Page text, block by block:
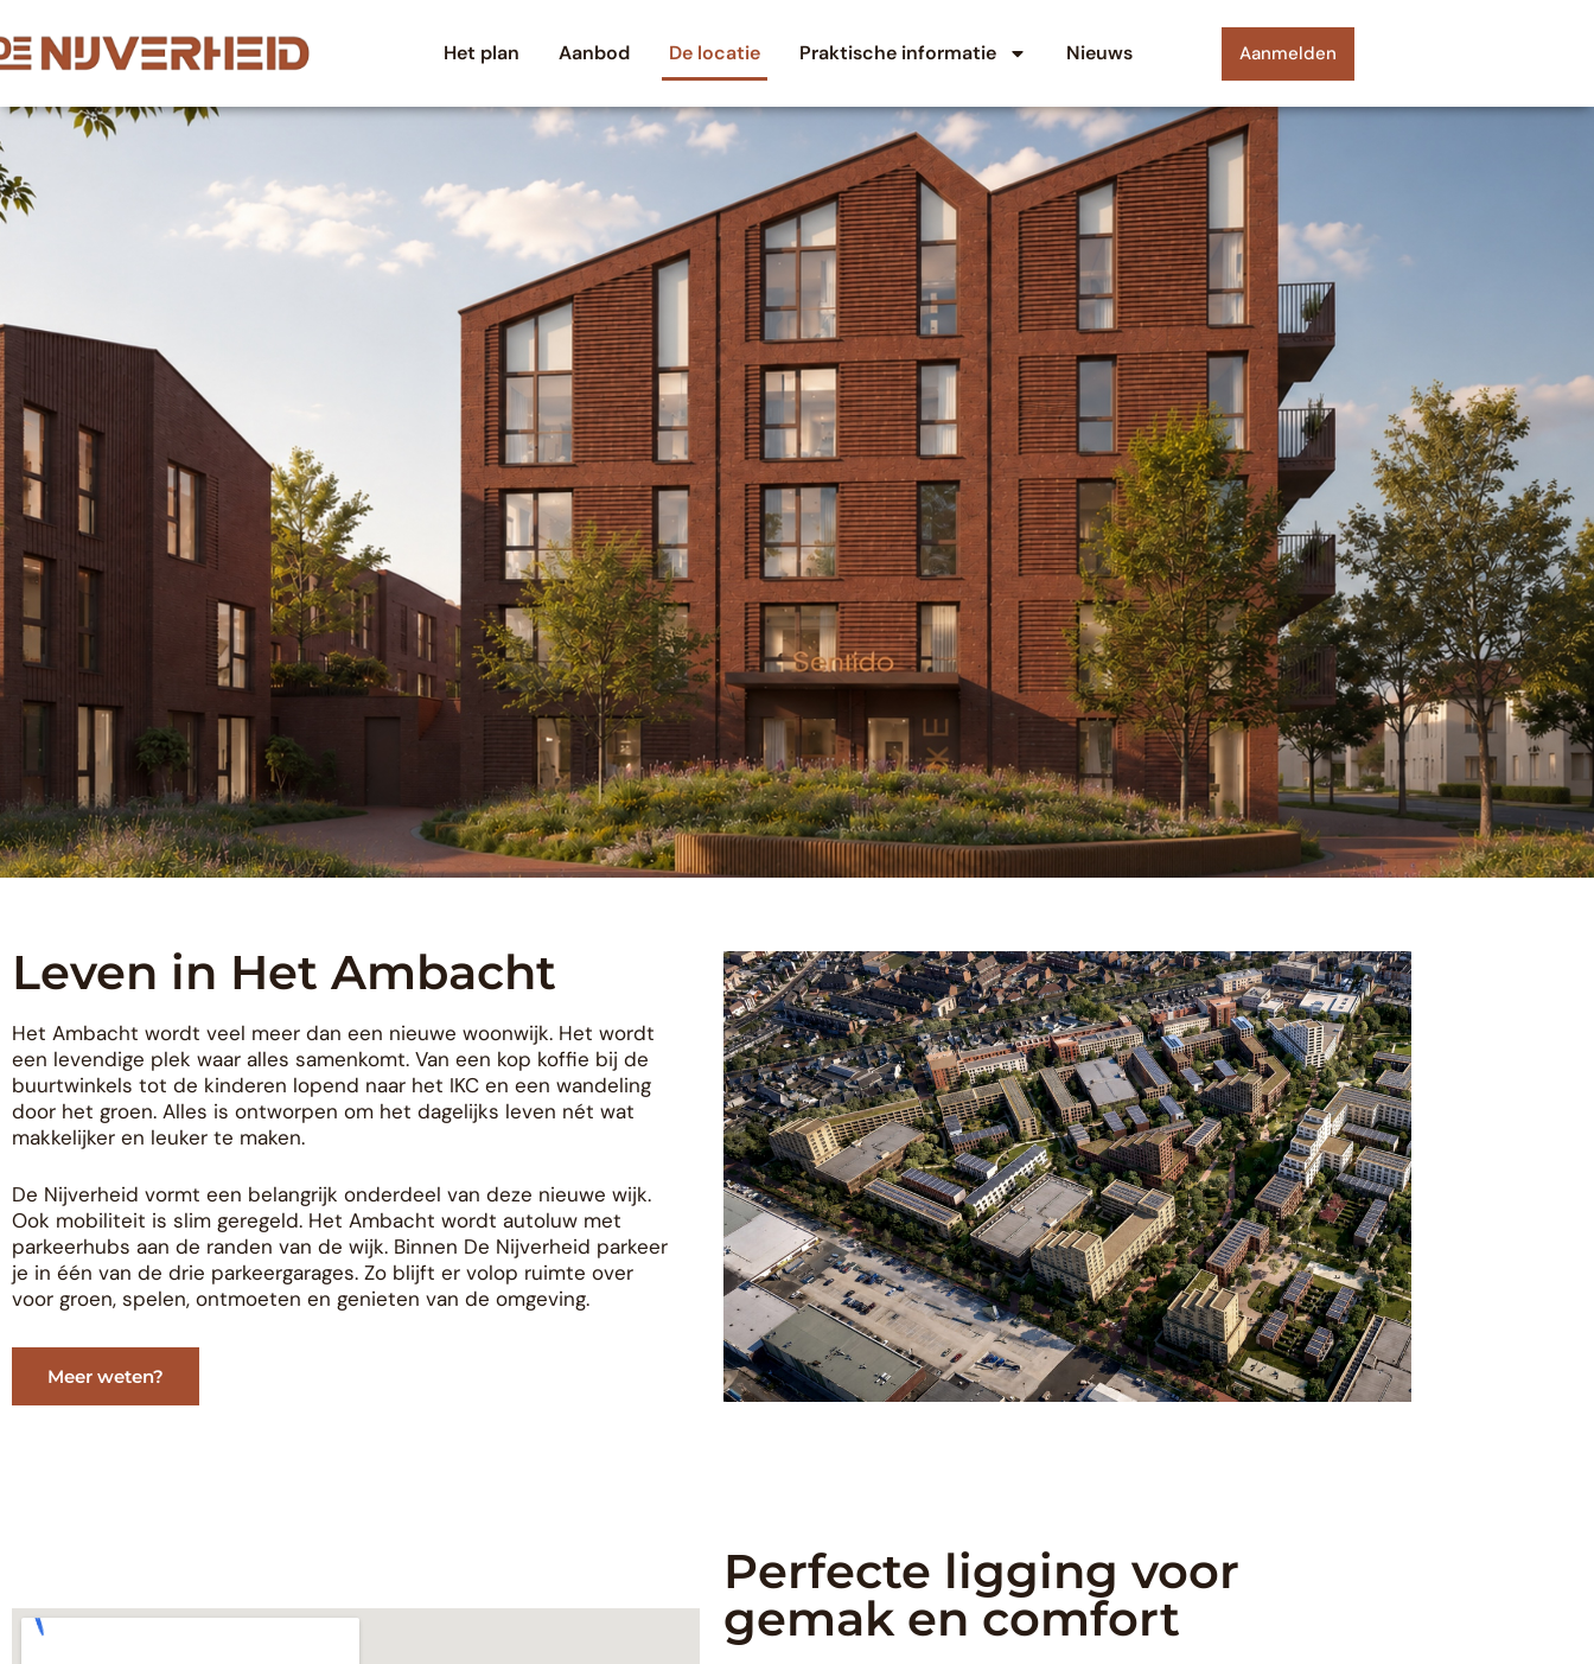
Het plan Aanbod De locatie Praktische informatie Nieuws Aanmelden
Leven in Het Ambacht
Het Ambacht wordt veel meer dan een nieuwe woonwijk. Het wordt
een levendige plek waar alles samenkomt. Van een kop koffie bij de
buurtwinkels tot de kinderen lopend naar het IKC en een wandeling
door het groen. Alles is ontworpen om het dagelijks leven nét wat
makkelijker en leuker te maken.
De Nijverheid vormt een belangrijk onderdeel van deze nieuwe wijk.
Ook mobiliteit is slim geregeld. Het Ambacht wordt autoluw met
parkeerhubs aan de randen van de wijk. Binnen De Nijverheid parkeer
je in één van de drie parkeergarages. Zo blijft er volop ruimte over
voor groen, spelen, ontmoeten en genieten van de omgeving.
Meer weten?
Perfecte ligging voor
gemak en comfort